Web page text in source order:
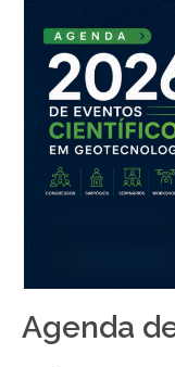
Agenda